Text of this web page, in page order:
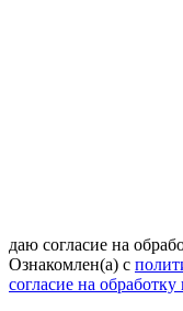
даю согласие на
Ознакомлен(а) с
согласие на